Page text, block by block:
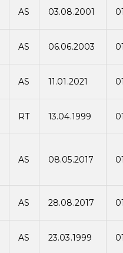
AS 03.08.2001
AS 06.06.2003
AS 11.01.2021
RT 13.04.1999
AS 08.05.2017
AS 28.08.2017
AS 23.03.1999